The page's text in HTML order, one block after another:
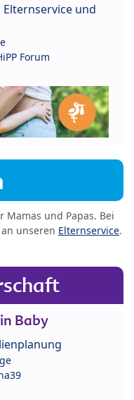
und
Forum
und Papas. Bei
unseren Elternservice.
Baby